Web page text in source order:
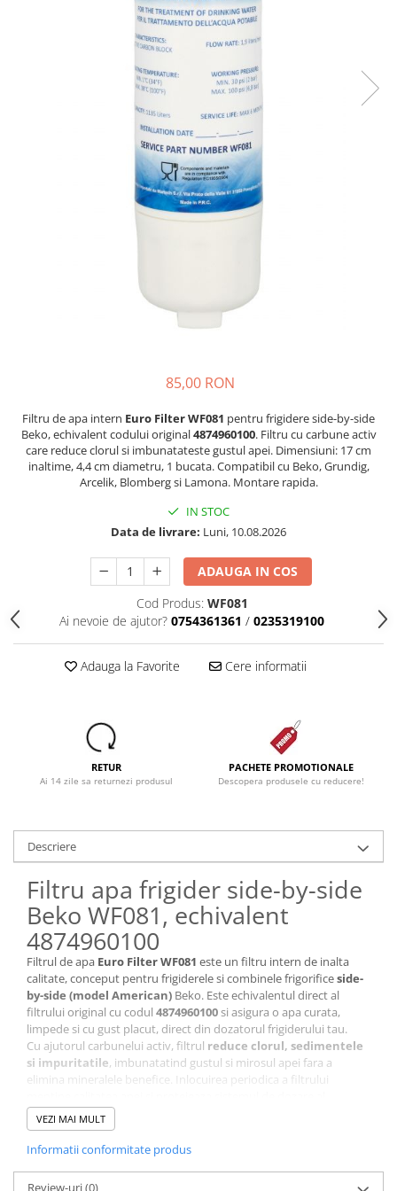
Accesorii Piese Espressoare
Accesorii Piese Aspiratoare
Accesorii Piese Plite Aragazuri
Accesorii Piese Cuptoare
Accesorii Piese Cuptoare
Accesorii Piese Aparate Cosmetice
Accesorii Piese Masini Spalat Vase
Accesorii Piese Masini Spalat Rufe
Accesorii Electrocasnice Mici
Dezinfectanti
Accesorii Audio Hi-Fi
Bucatarie
Produse pentru copii
GRUPA 0+1 2 3/ 0-36 kg / 0-12 ani
Jucarii si Jocuri
Cuburi si caramizi
Produse curatare IT
Baterii laptop
Cabluri
Retelistica
Sugestii cadou
Resigilate
85,00 RON
Filtru de apa intern Euro Filter WF081 pentru frigidere side-by-side
Beko, echivalent codului original4874960100. Filtru cu carbune activ
care reduce clorul si imbunatateste gustul apei. Dimensiuni: 17 cm
inaltime, 4,4 cm diametru, 1 bucata. Compatibil cu Beko, Grundig,
Arcelik, Blomberg si Lamona. Montare rapida.
IN STOC
Data de livrare: Luni, 10.08.2026
ADAUGA IN COS
Cod Produs: WF081
Ai nevoie de ajutor? 0754361361 / 0235319100
Adauga la Favorite Cere informatii
RETUR
Ai 14 zile sa returnezi produsul
PACHETE PROMOTIONALE
Descopera produsele cu reducere!
Descriere
Filtru apa frigider side-by-side
Beko WF081, echivalent
4874960100
Filtrul de apa Euro Filter WF081 este un filtru intern de inalta
calitate, conceput pentru frigiderele si combinele frigorificeside-
by-side (model American) Beko. Este echivalentul direct al
filtrului original cu codul 4874960100si asigura o apa curata,
limpede si cu gust placut, direct din dozatorul frigiderului tau.
Cu ajutorul carbunelui activ, filtrul reduce clorul, sedimentele
si impuritatile, imbunatatind gustul si mirosul apei fara a
elimina mineralele benefice. Inlocuirea periodica a filtrului
frigiderului.
Compatibilitate
Filtrul WF081 este compatibil cu frigidere si combine frigorifice de
la marcile din grupul Arcelik:Beko, Grundig, Arcelik, Blomberg
si Lamona. Este potrivit pentru modele side-by-side precum
VEZI MAI MULT
Informatii conformitate produs
Review-uri(0)